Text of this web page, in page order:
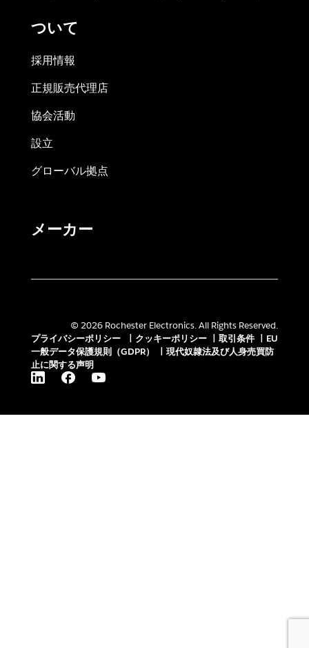
ついて
採用情報
正規販売代理店
協会活動
設立
グローバル拠点
メーカー
© 2026 Rochester Electronics. All Rights Reserved.
プライバシーポリシー
クッキーポリシー 取引条件
EU
一般データ保護規則（GDPR）
現代奴隷法及び人身売買防
止に関する声明